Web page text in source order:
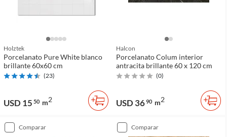
Holztek
Porcelanato Pure White blanco
brillante 60x60 cm
(23)
USD 15 50 m2
Halcon
Porcelanato Colum interior
antracita brillante 60 x 120 cm
(0)
USD 3690 m2
comparar comparar